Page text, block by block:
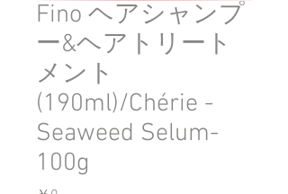
Fino ヘアシャンプ
ー&ヘアトリート
メント
(190ml)/Chérie -
Seaweed Selum-
100g